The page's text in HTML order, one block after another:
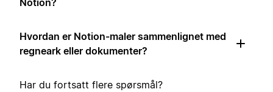
Notion?
Hvordan er Notion-maler sammenlignet med
regneark eller dokumenter?
Har du fortsatt flere spørsmål?